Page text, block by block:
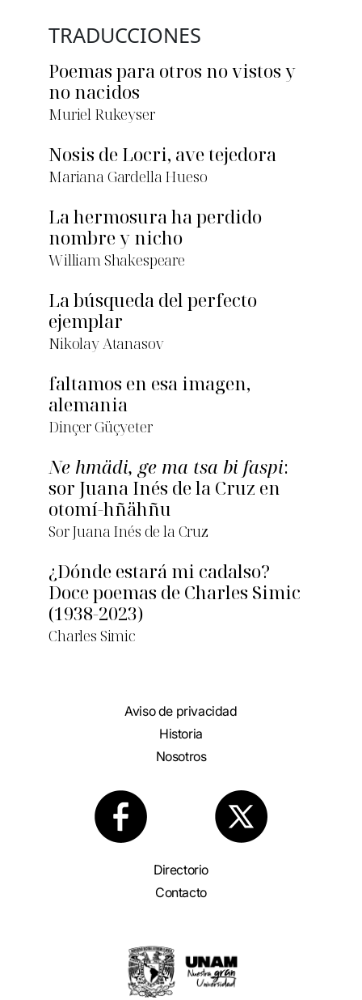
TRADUCCIONES
Poemas para otros no vistos y
no nacidos
Muriel Rukeyser
Nosis de Locri, ave tejedora
Mariana Gardella Hueso
La hermosura ha perdido
nombre y nicho
William Shakespeare
La búsqueda del perfecto
ejemplar
Nikolay Atanasov
faltamos en esa imagen,
alemania
Dinçer Güçyeter
Ne hmädi, ge ma tsa bi faspi:
sor Juana Inés de la Cruz en
otomí-hñähñu
Sor Juana Inés de la Cruz
¿Dónde estará mi cadalso?
Doce poemas de Charles Simic
(1938-2023)
Charles Simic
Aviso de privacidad
Historia
Nosotros
Directorio
Contacto